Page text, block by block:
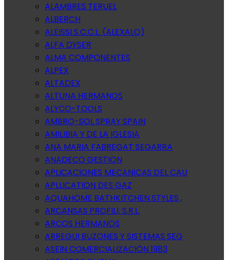
ALAMBRES TERUEL
ALBERCH
ALEISSI S.C.C.L. (ALEXALO)
ALFA DYSER
ALMA COMPONENTES
ALPEX
ALTADEX
ALTUNA HERMANOS
ALYCO-TOOLS
AMBRO-SOL SPRAY SPAIN
AMILIBIA Y DE LA IGLESIA
ANA MARIA FABREGAT SEGARRA
ANADECO GESTION
APLICACIONES MECANICAS DEL CAU
APLLICATION DES GAZ
AQUAHOME BATHKITCHEN STYLES ,
ARCANSAS PROFILI, S.R.L.
ARCOS HERMANOS
ARREGUI BUZONES Y SISTEMAS SEG
ASEIN COMERCIALIZACIÓN 1983